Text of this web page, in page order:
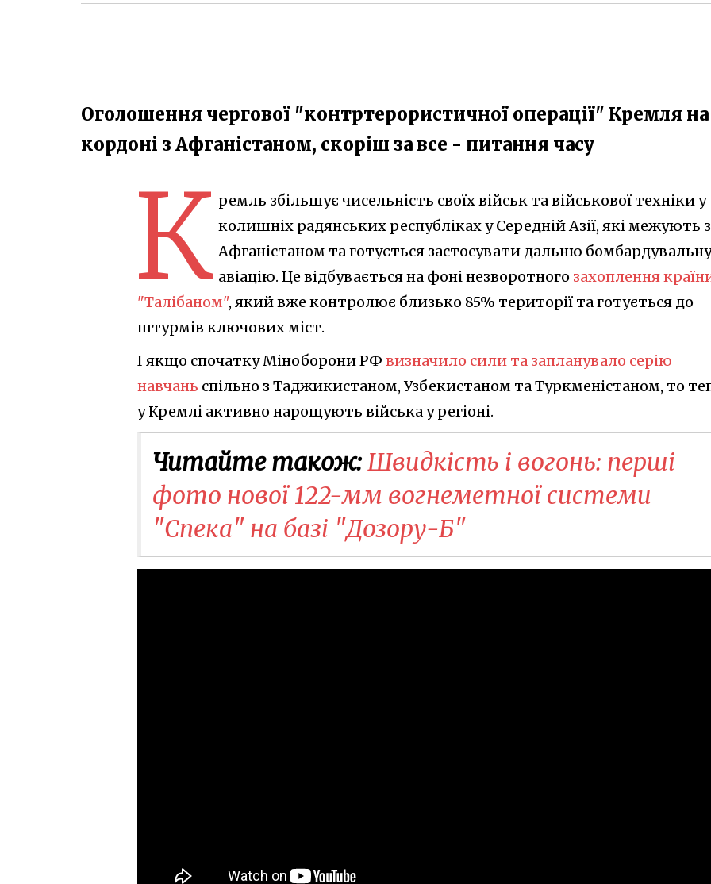
Оголошення чергової "контртерористичної операції" Кремля на
кордоні з Афганістаном, скоріш за все - питання часу
К ремль збільшує чисельність своїх військ та військової техніки у
колишніх радянських республіках у Середній Азії, які межують з
Афганістаном та готується застосувати дальню бомбардувальну
авіацію. Це відбувається на фоні незворотного захоплення
"Талібаном", який вже контролює близько 85% території та готується до
штурмів ключових міст.
І якщо спочатку Міноборони РФ визначило сили та запланувало серію
навчань спільно з Таджикистаном, Узбекистаном та Туркменістаном, то
у Кремлі активно нарощують війська у регіоні.
Читайте також:Швидкість і вогонь: перші
фото нової 122-мм вогнеметної системи
"Спека" на базі "Дозору-Б"